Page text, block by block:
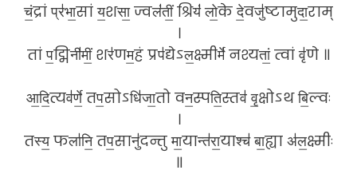
चं॒द्रां प्र॑भा॒सां य॒शसा॒ ज्वलं॑तीं॒ श्रियं॑ लो॒के दे॒वजु॑ष्टामुदा॒राम्
।
तां प॒द्मिनी॑मीं॒ शर॑णम॒हं प्रप॑द्येऽल॒क्ष्मीर्मे॑ नश्यतां॒ त्वां वृ॑णे ॥
आ॒दि॒त्यव॑र्णे॒ तप॒सोऽधि॑जा॒तो वन॒स्पति॒स्तव॑ वृ॒क्षोऽथ बि॒ल्वः
।
तस्य॒ फला॑नि॒ तप॒सानु॑दन्तु मा॒यान्त॑रा॒याश्च॑ बा॒ह्या अ॑ल॒क्ष्मीः
॥